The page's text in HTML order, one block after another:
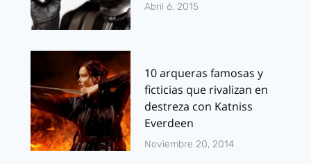
Abril 6, 2015
10 arqueras famosas y
ficticias que rivalizan en
destreza con Katniss
Everdeen
Noviembre 20, 2014